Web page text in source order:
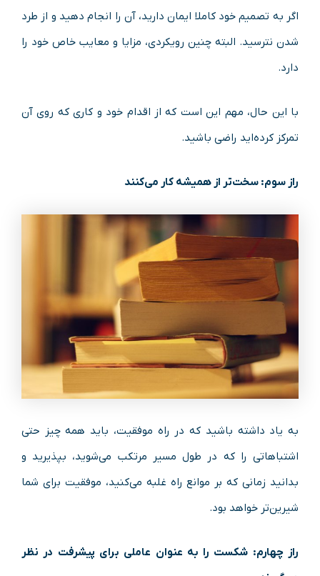
اگر به تصمیم خود کاملا ایمان دارید، آن را انجام دهید و از طرد
شدن نترسید. البته چنین رویکردی، مزایا و معایب خاص خود را
دارد.
با این حال، مهم این است که از اقدام خود و کاری که روی آن
تمرکز کرده‌اید راضی باشید.
راز سوم: سخت‌تر از همیشه کار می‌کنند
به یاد داشته باشید که در راه موفقیت، باید همه چیز حتی
اشتباهاتی را که در طول مسیر مرتکب می‌شوید، بپذیرید و
بدانید زمانی که بر موانع راه غلبه می‌کنید، موفقیت برای شما
شیرین‌تر خواهد بود.
راز چهارم: شکست را به عنوان عاملی برای پیشرفت در نظر